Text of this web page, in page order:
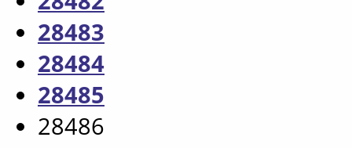
28483
28484
28485
28486